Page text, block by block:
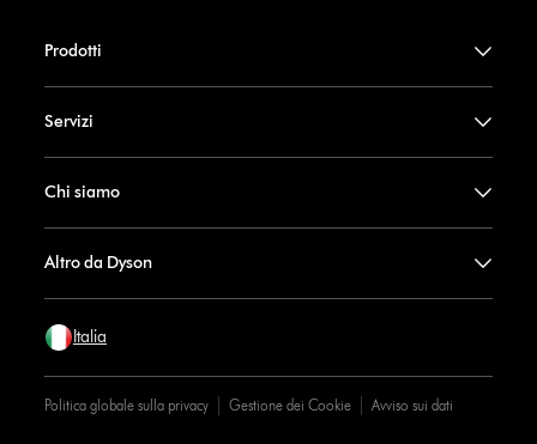
Prodotti
Servizi
Chi siamo
Altro da Dyson
Italia
Politica globale sulla privacy Gestione dei Cookie Avviso sui dati